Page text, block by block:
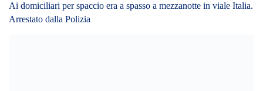
Ai domiciliari per spaccio era a spasso a mezzanotte in viale Italia.
Arrestato dalla Polizia